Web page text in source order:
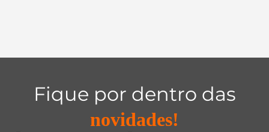
Fique por dentro das
novidades!